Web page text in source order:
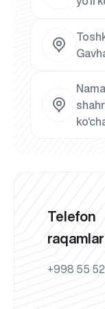
Telefon
+998 55